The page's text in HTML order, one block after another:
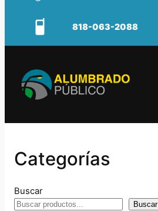
818-063-2088
Categorías
Buscar
Buscar